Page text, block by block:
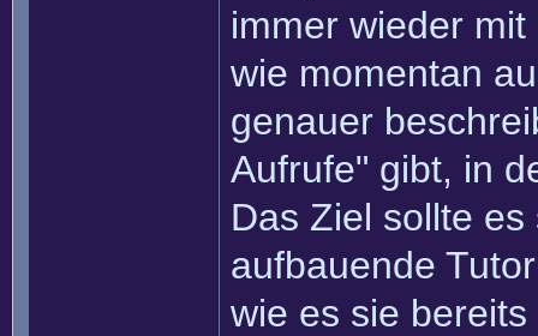
immer wieder
wie momentan
genauer
Aufrufe" gibt, in
Das Ziel sollte
aufbauende
wie es sie